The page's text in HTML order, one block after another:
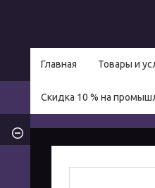
Главная Товары и
Скидка 10 % на